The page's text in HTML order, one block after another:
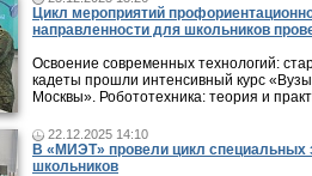
Цикл мероприятий
направленности для школьников
Освоение современных технологий:
кадеты прошли интенсивный курс
Москвы». Робототехника: теория и
22.12.2025 14:10
В «МИЭТ» провели цикл специальных
школьников